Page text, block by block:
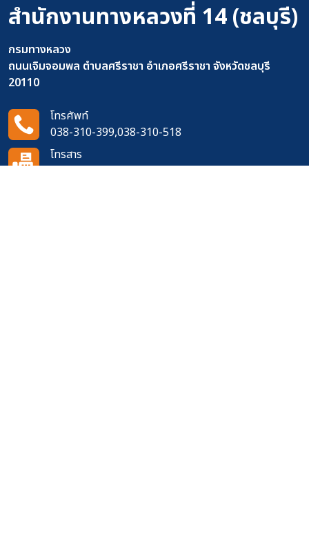
สำนักงานทางหลวงที่ 14 (ชลบุรี)
กรมทางหลวง
ถนนเจิมจอมพล ตำบลศรีราชา อำเภอศรีราชา จังหวัดชลบุรี
20110
โทรศัพท์
038-310-399,038-310-518
โทรสาร
038-311-273